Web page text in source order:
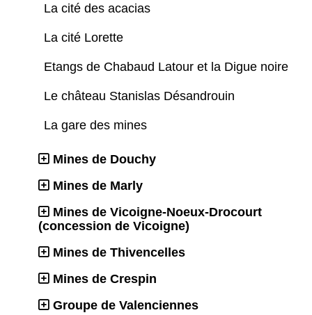
La cité des acacias
La cité Lorette
Etangs de Chabaud Latour et la Digue noire
Le château Stanislas Désandrouin
La gare des mines
Mines de Douchy
Mines de Marly
Mines de Vicoigne-Noeux-Drocourt
(concession de Vicoigne)
Mines de Thivencelles
Mines de Crespin
Groupe de Valenciennes